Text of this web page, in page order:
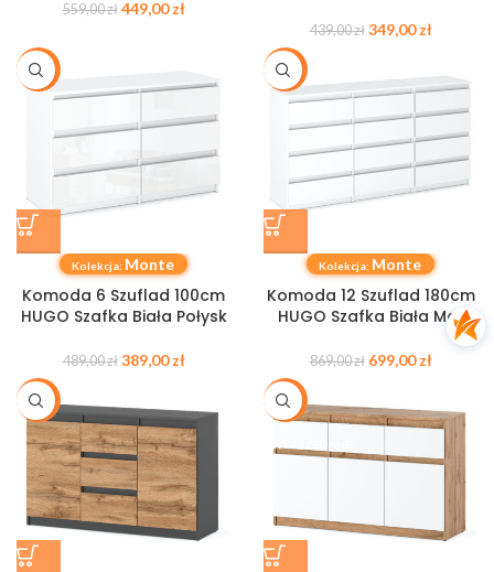
559,00zł 449,00zł
439,00zł 349,00zł
-20%
Kolekcja: Monte
Komoda 6 Szuflad 100cm
HUGO Szafka Biała Połysk
489,00zł 389,00zł
-20%
Kolekcja: Monte
Komoda 12 Szuflad 180cm
HUGO Szafka Biała Mat
869,00zł 699,00zł
-20% -20%